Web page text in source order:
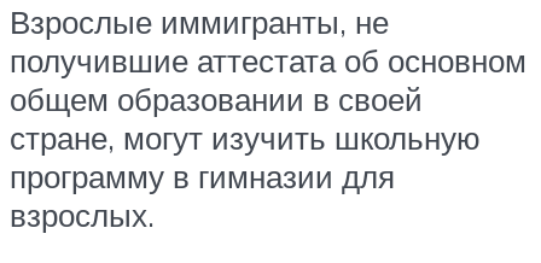
Взрослые иммигранты, не
получившие аттестата об основном
общем образовании в своей
стране, могут изучить школьную
программу в гимназии для
взрослых.